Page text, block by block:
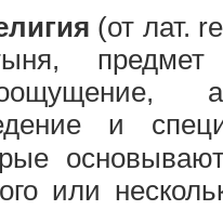
(от лат.
и
или